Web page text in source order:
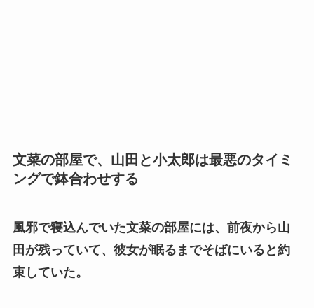
文菜の部屋で、山田と小太郎は最悪のタイミ
ングで鉢合わせする
風邪で寝込んでいた文菜の部屋には、前夜から山
田が残っていて、彼女が眠るまでそばにいると約
束していた。